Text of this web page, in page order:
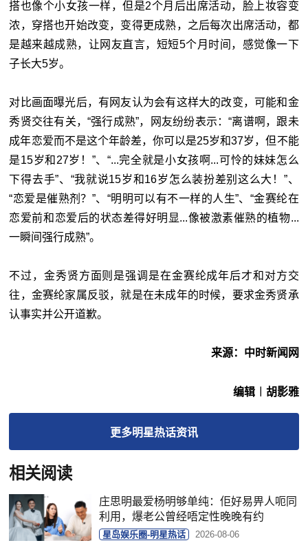
搭也像个小女孩一样，但是2个月后出席活动，脸上妆容变
浓，穿搭也开始改变，变得更成熟，之后每次出席活动，都
是越来越成熟，让网友直言，短短5个月时间，感觉像一下
子长大5岁。
对比画面曝光后，有网友认为会有这样大的改变，可能和金
秀贤交往有关，“强行成熟”，网友纷纷表示：“离谱啊，跟未
成年恋爱而不是这个年龄差，你可以是25岁和37岁，但不能
是15岁和27岁！”、“...完全就是小女孩啊...可怜的妹妹怎么
下得去手”、“我就说15岁和16岁怎么装扮差别这么大！”、
“恋爱是催熟剂？”、“明明可以有不一样的人生”、“金赛纶在
恋爱前和恋爱后的状态差得好明显...像被激素催熟的植物...
一瞬间强行成熟”。
不过，金秀贤方面则是强调是在金赛纶成年后才和对方交
往，金赛纶家属反驳，就是在未成年的时候，要求金秀贤承
认事实并公开道歉。
来源：中时新闻网
编辑︱胡影雅
更多明星热话资讯
相关阅读
庄思明最爱杨明够单纯：佢好易畀人呃同
利用，爆老公曾经唔定性晚晚有约
星岛娱乐圈-明星热话 2026-08-06